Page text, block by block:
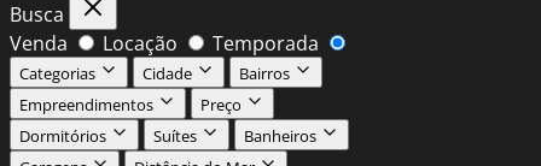
Busca
Venda
Locação Temporada
Categorias Cidade
Bairros
Empreendimentos
Preço
Dormitórios
Suítes
Banheiros